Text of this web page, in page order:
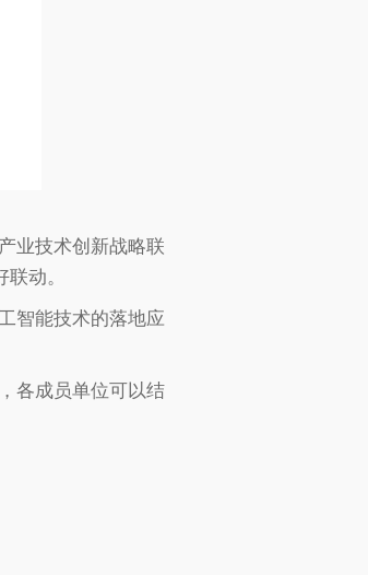
业技术创新战略联
动。
智能技术的落地应
，各成员单位可以结